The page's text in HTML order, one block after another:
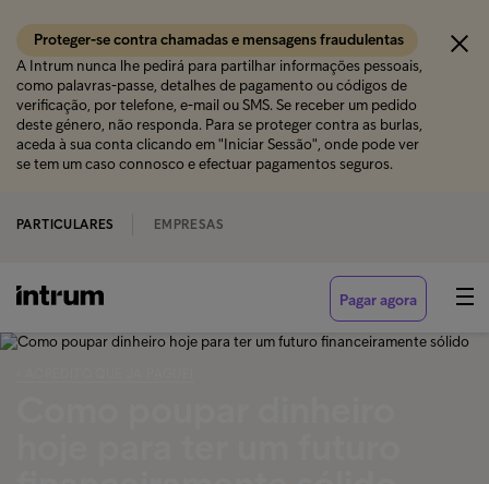
Proteger-se contra chamadas e mensagens fraudulentas
A Intrum nunca lhe pedirá para partilhar informações pessoais,
como palavras-passe, detalhes de pagamento ou códigos de
verificação, por telefone, e-mail ou SMS. Se receber um pedido
deste género, não responda. Para se proteger contra as burlas,
aceda à sua conta clicando em "Iniciar Sessão", onde pode ver
se tem um caso connosco e efectuar pagamentos seguros.
PARTICULARES EMPRESAS
Pagar agora